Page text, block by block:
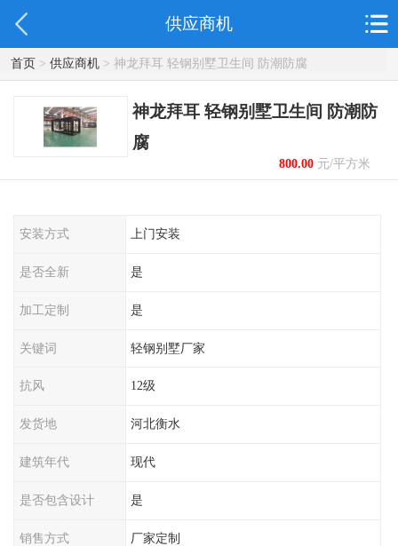
供应商机
首页> 供应商机> 神龙拜耳 轻钢别墅卫生间 防潮防腐
神龙拜耳 轻钢别墅卫生间 防潮防
腐
800.00元/平方米
起
安装方式 上门安装
是否全新 是
加工定制 是
关键词 轻钢别墅厂家
抗风 12级
发货地 河北衡水
建筑年代 现代
是否包含设计 是
销售方式 厂家定制